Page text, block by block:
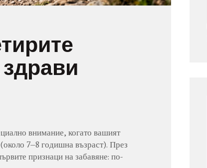
внимание, когато вашият
7–8 годишна възраст). През
признаци на забавяне: по-